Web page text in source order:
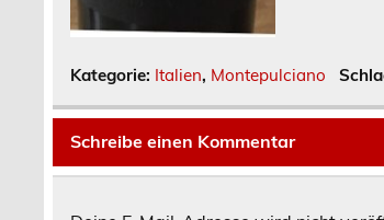
Kategorie: Italien, Montepulciano
Schreibe einen Kommentar